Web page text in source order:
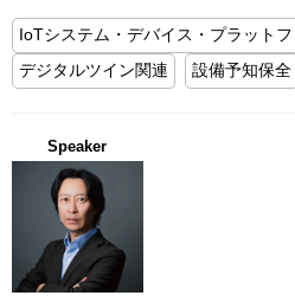
IoTシステム・デバイス・プラット
デジタルツイン関連
設備予知保全
Speaker